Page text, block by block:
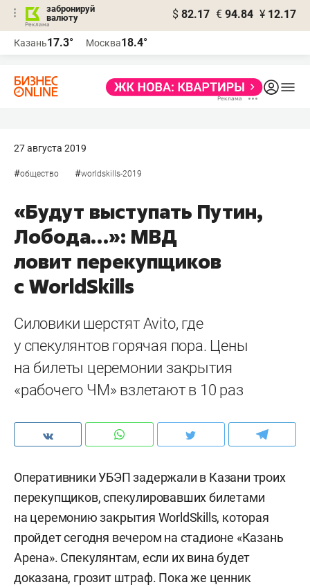
забронируй
валюту
$ 82.17 € 94.84 ¥ 12.17
Казань17.3° Москва18.4°
27 августа 2019
#общество #worldskills-2019
«Будут выступать Путин,
Лобода…»: МВД
ловит перекупщиков
с WorldSkills
Силовики шерстят Avito, где
у спекулянтов горячая пора. Цены
на билеты церемонии закрытия
«рабочего ЧМ» взлетают в 10 раз
Оперативники УБЭП задержали в Казани троих
перекупщиков, спекулировавших билетами
на церемонию закрытия WorldSkills, которая
пройдет сегодня вечером на стадионе «Казань
Арена». Спекулянтам, если их вина будет
доказана, грозит штраф. Пока же ценник